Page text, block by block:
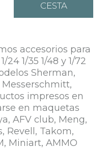
CESTA
accesorios para
24 1/35 1/48 y 1/72
Sherman,
impresos en
en maquetas
AFV club, Meng,
Revell, Takom,
Miniart, AMMO